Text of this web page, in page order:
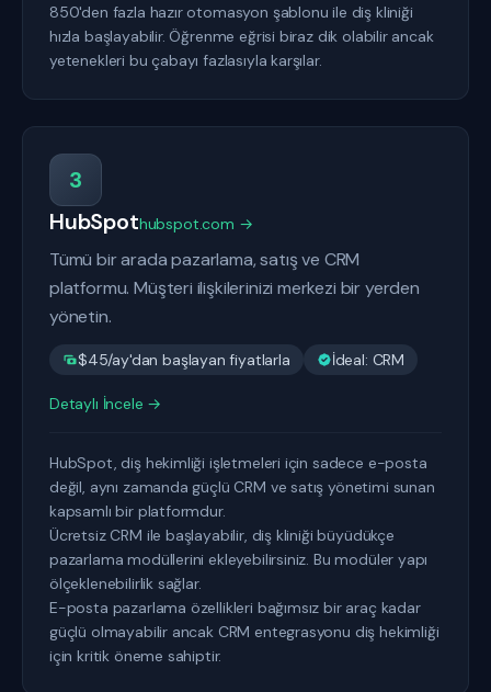
850'den fazla hazır otomasyon şablonu ile diş kliniği
hızla başlayabilir. Öğrenme eğrisi biraz dik olabilir ancak
yetenekleri bu çabayı fazlasıyla karşılar.
3
HubSpothubspot.com →
Tümü bir arada pazarlama, satış ve CRM
platformu. Müşteri ilişkilerinizi merkezi bir yerden
yönetin.
$45/ay'dan başlayan fiyatlarla İdeal: CRM
Detaylı İncele →
HubSpot, diş hekimliği işletmeleri için sadece e-posta
değil, aynı zamanda güçlü CRM ve satış yönetimi sunan
kapsamlı bir platformdur.
Ücretsiz CRM ile başlayabilir, diş kliniği büyüdükçe
pazarlama modüllerini ekleyebilirsiniz. Bu modüler yapı
ölçeklenebilirlik sağlar.
E-posta pazarlama özellikleri bağımsız bir araç kadar
güçlü olmayabilir ancak CRM entegrasyonu diş hekimliği
için kritik öneme sahiptir.